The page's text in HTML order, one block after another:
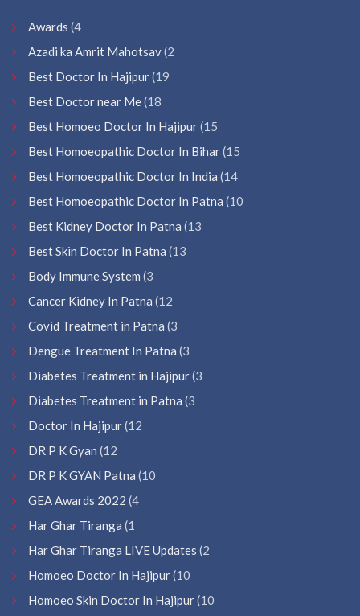
Awards (4
Azadi ka Amrit Mahotsav(2
Best Doctor In Hajipur(19
Best Doctor near Me(18
Best Homoeo Doctor In Hajipur(15
Best Homoeopathic Doctor In Bihar(15
Best Homoeopathic Doctor In India (14
Best Homoeopathic Doctor In Patna (10
Best Kidney Doctor In Patna (13
Best Skin Doctor In Patna (13
Body Immune System (3
Cancer Kidney In Patna (12
Covid Treatment in Patna (3
Dengue Treatment In Patna (3
Diabetes Treatment in Hajipur(3
Diabetes Treatment in Patna (3
Doctor In Hajipur(12
DR P K Gyan (12
DR P K GYAN Patna (10
GEA Awards 2022 (4
Har Ghar Tiranga (1
Har Ghar Tiranga LIVE Updates (2
Homoeo Doctor In Hajipur(10
Homoeo Skin Doctor In Hajipur(10